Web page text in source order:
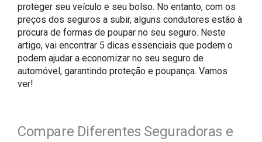
proteger seu veículo e seu bolso. No entanto, com os
preços dos seguros a subir, alguns condutores estão à
procura de formas de poupar no seu seguro. Neste
artigo, vai encontrar 5 dicas essenciais que podem o
podem ajudar a economizar no seu seguro de
automóvel, garantindo proteção e poupança. Vamos
ver!
Compare Diferentes Seguradoras e